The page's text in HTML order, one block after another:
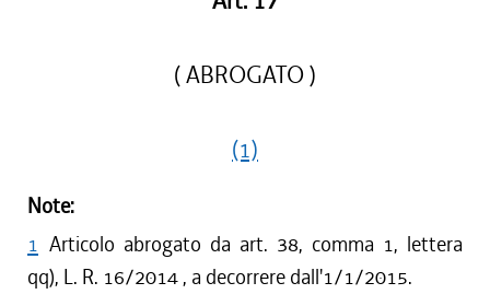
( ABROGATO )
(1)
Note:
1 Articolo abrogato da art. 38, comma 1, lettera
qq), L. R. 16/2014 , a decorrere dall'1/1/2015.